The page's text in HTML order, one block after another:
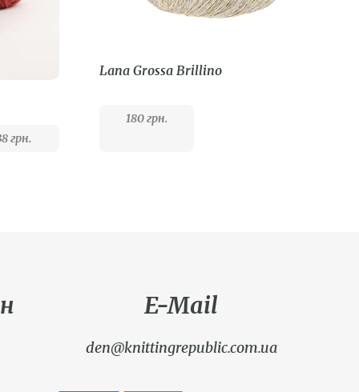
грн.
Lana Grossa Brillino
180грн.
E-Mail
den@knittingrepublic.com.ua